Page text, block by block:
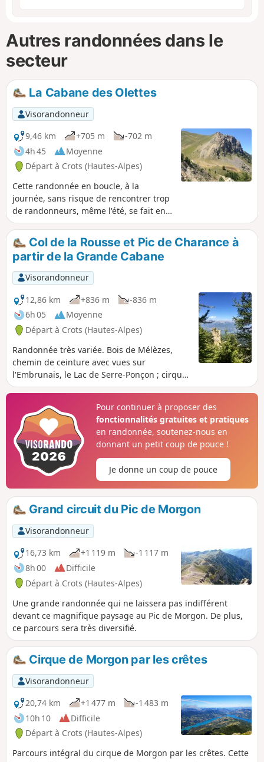
Autres randonnées dans le
secteur
La Cabane des Olettes
Visorandonneur
9,46 km
+705 m
-702 m
4h 45
Moyenne
Départ à Crots (Hautes-Alpes)
Cette randonnée en boucle, à la
journée, sans risque de rencontrer trop
de randonneurs, même l'été, se fait en
grande partie dans un cadre ouvert
permettant de côtoyer quelques
sommets au Sud du Lac de Serre-
Ponçon, dont le Pouzenc 2898m.
Col de la Rousse et Pic de Charance à
partir de la Grande Cabane
Visorandonneur
12,86 km
+836 m
-836 m
6h 05
Moyenne
Départ à Crots (Hautes-Alpes)
Randonnée très variée. Bois de Mélèzes,
chemin de ceinture avec vues sur
l'Embrunais, le Lac de Serre-Ponçon ; cirque
de Bragousse et ses Demoiselles, sans
le Pic de Charance et sa vue sur le cirque de
Morgon.Une alternative à l'ascension très
fréquentée du Grand Morgon. Ici on pourra
voir marmottes et chamois (pour les plus
observateurs).
Pour continuer à proposer des
fonctionnalités gratuites et pratiques
en randonnée, soutenez-nous en
donnant un petit coup de pouce !
Je donne un coup de pouce
Grand circuit du Pic de Morgon
Visorandonneur
16,73 km
+1 119 m
-1 117 m
8h 00
Difficile
Départ à Crots (Hautes-Alpes)
Une grande randonnée qui ne laissera pas indifférent
devant ce magnifique paysage au Pic de Morgon. De plus,
ce parcours sera très diversifié.
Cirque de Morgon par les crêtes
Visorandonneur
20,74 km
+1 477 m
-1 483 m
10h 10
Difficile
Départ à Crots (Hautes-Alpes)
Parcours intégral du cirque de Morgon par les crêtes. Cette